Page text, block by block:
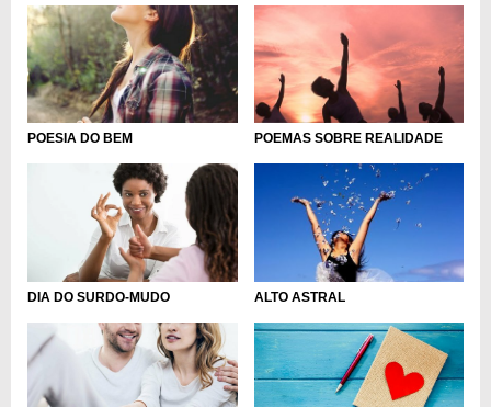
POESIA DO BEM POEMAS SOBRE REALIDADE
DIA DO SURDO-MUDO ALTO ASTRAL